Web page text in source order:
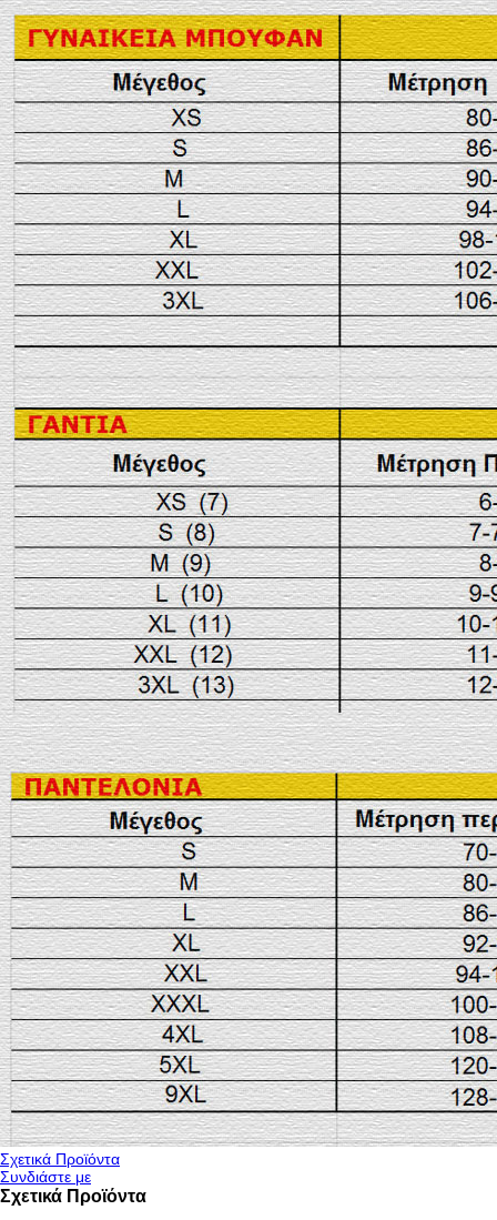
Σχετικά Προϊόντα
Συνδιάστε με
Σχετικά Προϊόντα